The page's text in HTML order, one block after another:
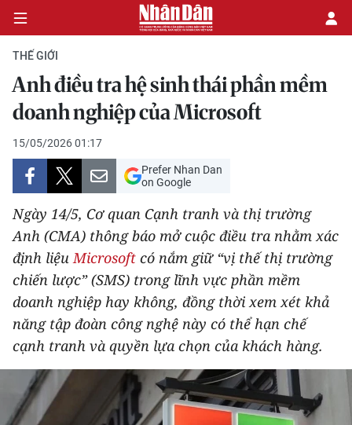
CHÍNH TRỊ
KINH TẾ
VĂN HÓA
XÃ HỘI
PHÁP LUẬT
DU LỊCH
THẾ GIỚI
THỂ THAO
GIÁO DỤC
THẾ GIỚI
Anh điều tra hệ sinh thái phần mềm
doanh nghiệp của Microsoft
15/05/2026 01:17
Prefer Nhan Dan
on Google
Ngày 14/5, Cơ quan Cạnh tranh và thị trường
Anh (CMA) thông báo mở cuộc điều tra nhằm xác
định liệuMicrosoft có nắm giữ “vị thế thị trường
chiến lược” (SMS) trong lĩnh vực phần mềm
doanh nghiệp hay không, đồng thời xem xét khả
năng tập đoàn công nghệ này có thể hạn chế
cạnh tranh và quyền lựa chọn của khách hàng.